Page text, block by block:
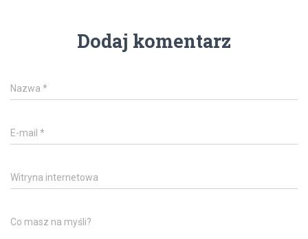
Dodaj komentarz
Nazwa *
E-mail *
Witryna internetowa
Co masz na myśli?